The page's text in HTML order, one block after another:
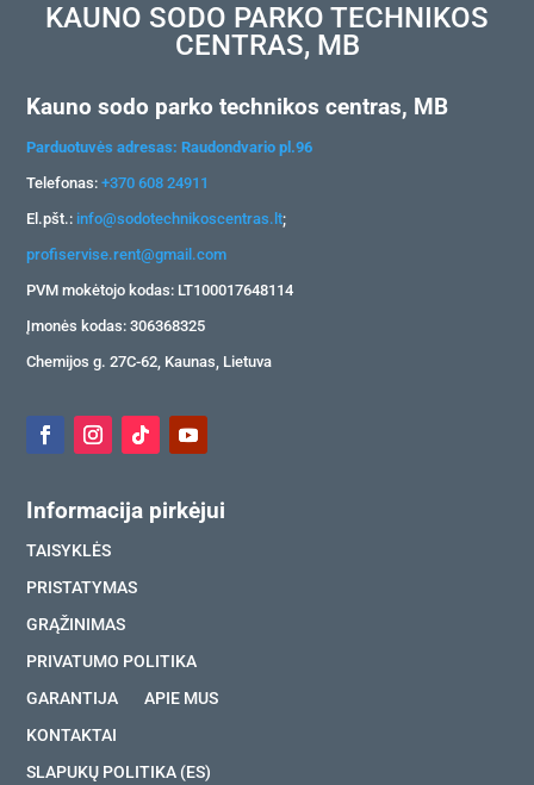
KAUNO SODO PARKO TECHNIKOS
CENTRAS, MB
Kauno sodo parko technikos centras, MB
Parduotuvės adresas: Raudondvario pl.96
Telefonas:+370 608 24911
El.pšt.: info@sodotechnikoscentras.lt;
profiservise.rent@gmail.com
PVM mokėtojo kodas: LT100017648114
Įmonės kodas: 306368325
Chemijos g. 27C-62, Kaunas, Lietuva
Informacija pirkėjui
TAISYKLĖS
PRISTATYMAS
GRĄŽINIMAS
PRIVATUMO POLITIKA
GARANTIJA
APIE MUS
KONTAKTAI
SLAPUKŲ POLITIKA (ES)